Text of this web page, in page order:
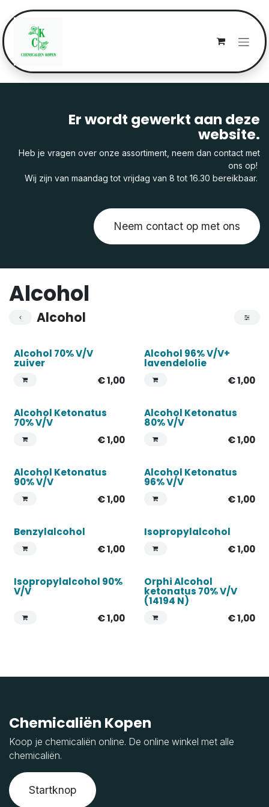
Er wordt gewerkt aan deze
website.
Heb je vragen over onze assortiment, neem dan contact met
ons op!
Wij zijn van maandag tot vrijdag van 8 tot 16.30 bereikbaar.
Neem contact op met ons
Alcohol
Alcohol
Alcohol 70% V/V
zuiver
€1,00
Alcohol 96% V/V+
lavendelolie
€1,00
Alcohol Ketonatus
70% V/V
€1,00
Alcohol Ketonatus
80% V/V
€1,00
Alcohol Ketonatus
90% V/V
€1,00
Alcohol Ketonatus
96% V/V
€1,00
Benzylalcohol
€1,00
Isopropylalcohol
€1,00
Isopropylalcohol 90%
V/V
€1,00
Orphi Alcohol
ketonatus 70% V/V
(14194 N)
€1,00
Chemicaliën Kopen
Koop je chemicaliën online. De online winkel met alle
chemicaliën.
Startknop